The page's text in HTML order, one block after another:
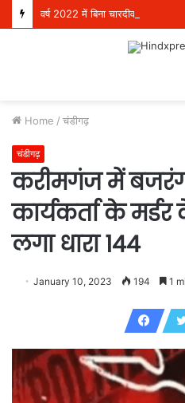
Home / चंडीगढ़
चंडीगढ़
करीमगंज में
कार्यकर्ता के
लगा धारा 144
January 10, 2023 194 1